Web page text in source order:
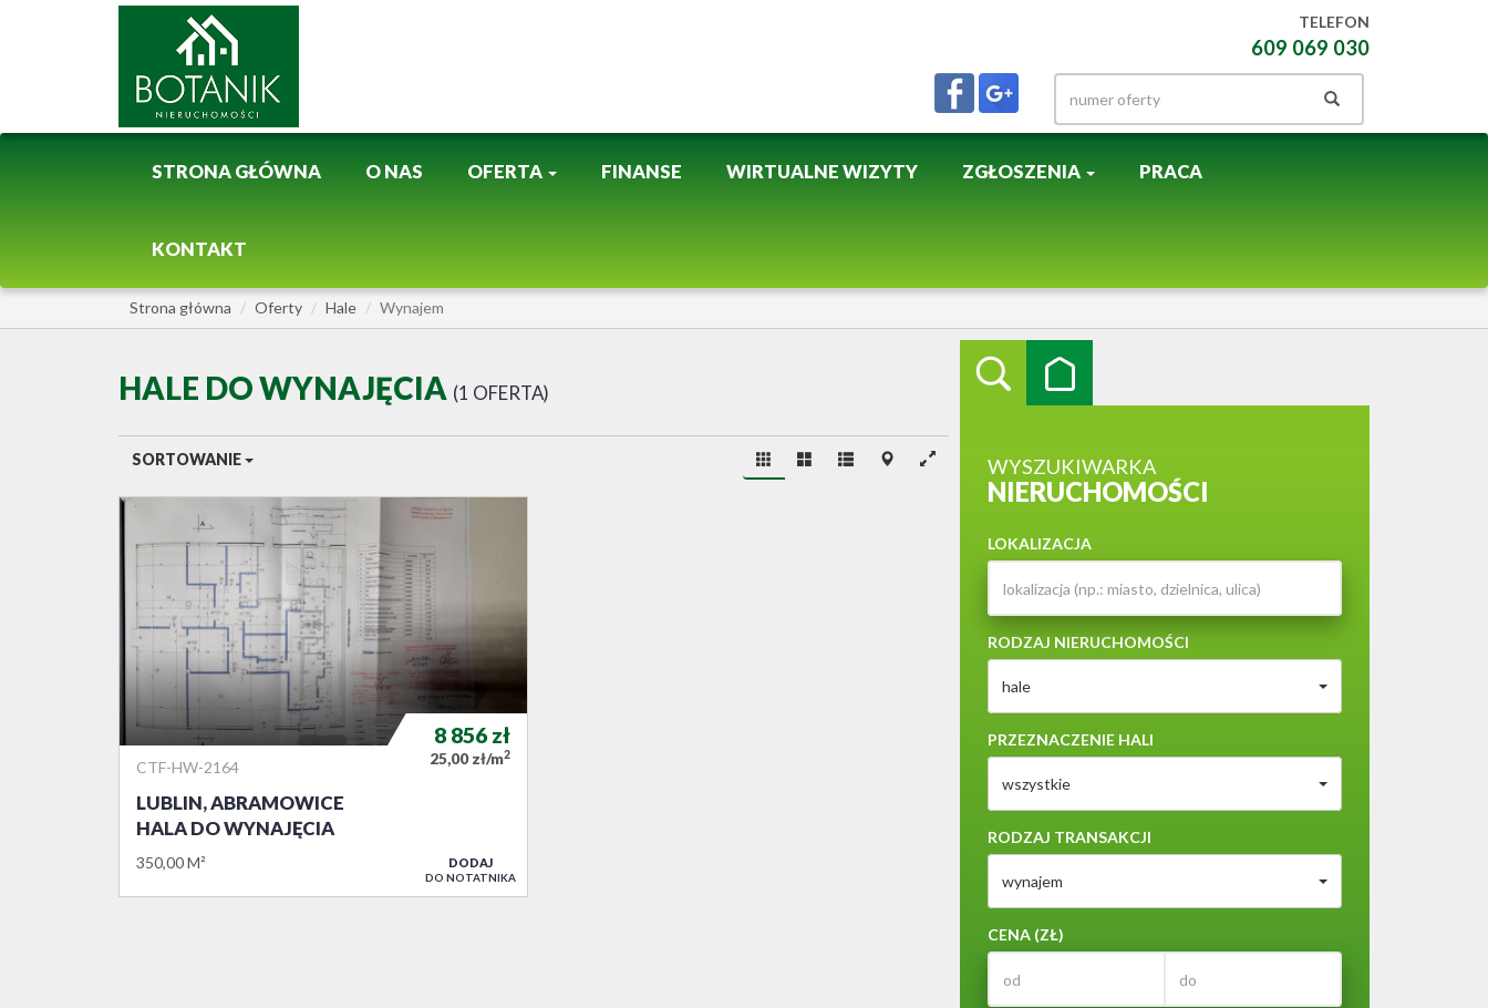
TELEFON
609 069 030
STRONA GŁÓWNA O NAS OFERTA FINANSE WIRTUALNE WIZYTY ZGŁOSZENIA PRACA
KONTAKT
Strona główna Oferty Hale Wynajem
WYSZUKIWARKA
NIERUCHOMOŚCI
LOKALIZACJA
RODZAJ NIERUCHOMOŚCI
hale
PRZEZNACZENIE HALI
wszystkie
RODZAJ TRANSAKCJI
wynajem
CENA (ZŁ)
HALE DO WYNAJĘCIA 1 OFERTA
SORTOWANIE
CTF-HW-2164
LUBLIN, ABRAMOWICE
HALA DO WYNAJĘCIA
350,00 M²
8 856zł
25,00 zł/m2
DODAJ
DO NOTATNIKA